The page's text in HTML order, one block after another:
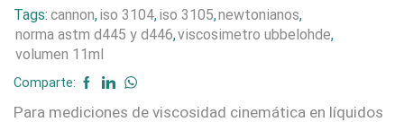
Tags: cannon,iso 3104,iso 3105,newtonianos,
norma astm d445 y d446,viscosimetro ubbelohde,
volumen 11ml
Comparte:
Para mediciones de viscosidad cinemática en líquidos